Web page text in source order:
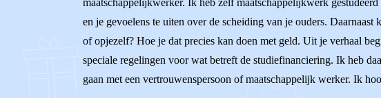
maatschappelijkwerker. Ik heb zelf maatschappelijkwerk
en je gevoelens te uiten over de scheiding van je ouders.
of opjezelf? Hoe je dat precies kan doen met geld. Uit je verhaal
speciale regelingen voor wat betreft de studiefinanciering. Ik heb
gaan met een vertrouwenspersoon of maatschappelijk werker. Ik